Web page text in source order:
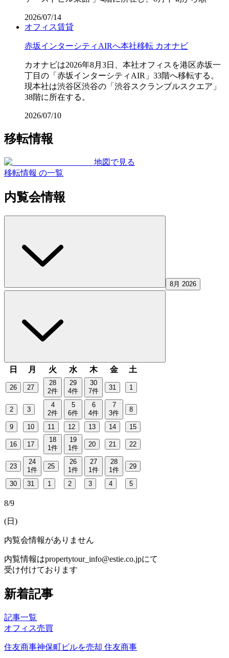
2026/07/14
オフィス賃貸
赤坂インターシティAIRへ本社移転 カオナビ
カオナビは2026年8月3日、本社オフィスを港区赤坂一
丁目の「赤坂インターシティAIR」33階へ移転する。
現本社は渋谷区渋谷の「渋谷スクランブルスクエア」
38階に所在する。
2026/07/10
移転情報
地図で見る
移転情報 の一覧
内覧会情報
8月 2026
日 月 火 水 木 金 土
26 27
28
2件
29
4件
30
7件 31 1
2 3
4
2件
5
6件
6
4件
7
3件 8
9 10 11 12 13 14 15
16 17
18
1件
19
1件 20 21 22
23
24
1件 25
26
1件
27
1件
28
1件 29
30 31 1 2 3 4 5
8/9
(日 )
内覧会情報がありません
内覧情報はpropertytour_info@estie.co.jpにて
受け付けております
新着記事
記事一覧
オフィス売買
住友商事神保町ビルを売却 住友商事